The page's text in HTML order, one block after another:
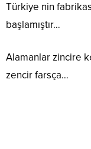
Türkiye nin
başlamıştır…
Alamanlar zincire
zencir farsça…